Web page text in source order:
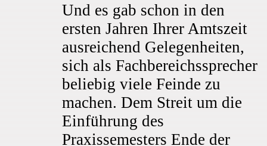
Und es gab schon in den
ersten Jahren Ihrer Amtszeit
ausreichend Gelegenheiten,
sich als Fachbereichssprecher
beliebig viele Feinde zu
machen. Dem Streit um die
Einführung des
Praxissemesters Ende der